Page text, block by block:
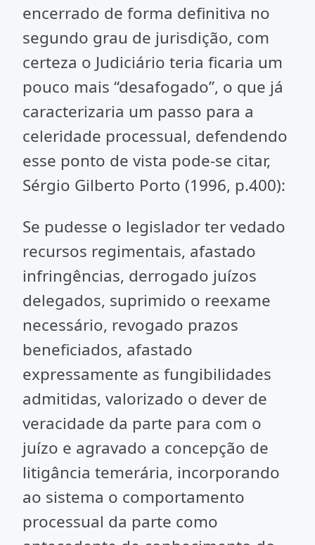
encerrado de forma definitiva no
segundo grau de jurisdição, com
certeza o Judiciário teria ficaria um
pouco mais “desafogado”, o que já
caracterizaria um passo para a
celeridade processual, defendendo
esse ponto de vista pode-se citar,
Sérgio Gilberto Porto (1996, p.400):
Se pudesse o legislador ter vedado
recursos regimentais, afastado
infringências, derrogado juízos
delegados, suprimido o reexame
necessário, revogado prazos
beneficiados, afastado
expressamente as fungibilidades
admitidas, valorizado o dever de
veracidade da parte para com o
juízo e agravado a concepção de
litigância temerária, incorporando
ao sistema o comportamento
processual da parte como